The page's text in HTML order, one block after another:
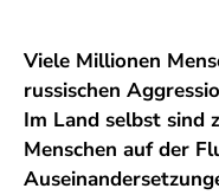
Viele Millionen
russischen
Im Land selbst sind
Menschen auf der